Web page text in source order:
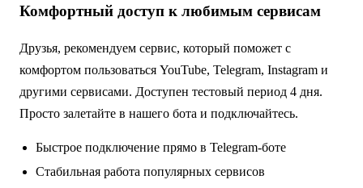
Комфортный доступ к любимым сервисам
Друзья, рекомендуем сервис, который поможет с
комфортом пользоваться YouTube, Telegram, Instagram и
другими сервисами. Доступен тестовый период 4 дня.
Просто залетайте в нашего бота и подключайтесь.
Быстрое подключение прямо в Telegram-боте
Стабильная работа популярных сервисов